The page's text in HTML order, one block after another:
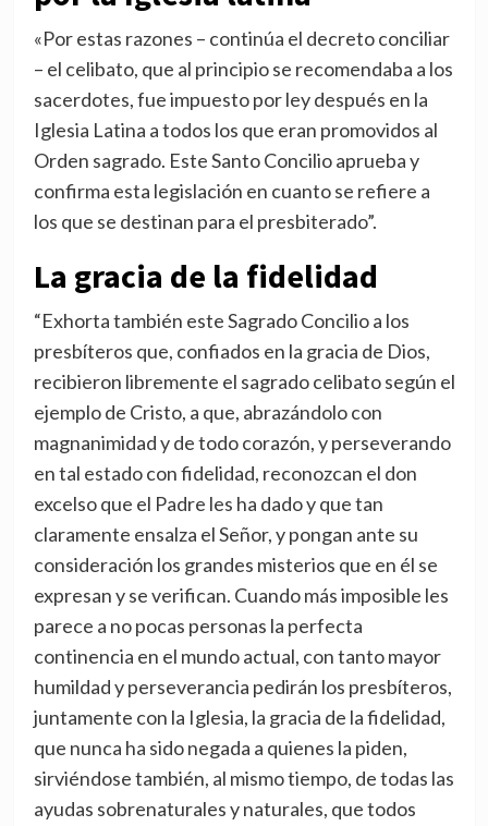
«Por estas razones – continúa el decreto conciliar
– el celibato, que al principio se recomendaba a los
sacerdotes, fue impuesto por ley después en la
Iglesia Latina a todos los que eran promovidos al
Orden sagrado. Este Santo Concilio aprueba y
confirma esta legislación en cuanto se refiere a
los que se destinan para el presbiterado”.
La gracia de la fidelidad
“Exhorta también este Sagrado Concilio a los
presbíteros que, confiados en la gracia de Dios,
recibieron libremente el sagrado celibato según el
ejemplo de Cristo, a que, abrazándolo con
magnanimidad y de todo corazón, y perseverando
en tal estado con fidelidad, reconozcan el don
excelso que el Padre les ha dado y que tan
claramente ensalza el Señor, y pongan ante su
consideración los grandes misterios que en él se
expresan y se verifican. Cuando más imposible les
parece a no pocas personas la perfecta
continencia en el mundo actual, con tanto mayor
humildad y perseverancia pedirán los presbíteros,
juntamente con la Iglesia, la gracia de la fidelidad,
que nunca ha sido negada a quienes la piden,
sirviéndose también, al mismo tiempo, de todas las
ayudas sobrenaturales y naturales, que todos